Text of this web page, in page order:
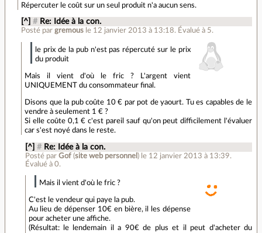
Répercuter le coût sur un seul produit n'a aucun sens.
[^] # Re: Idée à la con.
Posté pargremous le 12 janvier 2013 à 13:18. Évalué à 5.
le prix de la pub n'est pas répercuté sur le prix
du produit
Mais il vient d'où le fric ? L'argent vient
UNIQUEMENT du consommateur final.
Disons que la pub coûte 10 € par pot de yaourt. Tu es capables de le
vendre à seulement 1 € ?
Si elle coûte 0,1 € c'est pareil sauf qu'on peut difficilement l'évaluer
car s'est noyé dans le reste.
[^] # Re: Idée à la con.
Posté par Gof(site web personnel ) le 12 janvier 2013 à 13:39.
Évalué à 0.
Mais il vient d'où le fric ?
C'est le vendeur qui paye la pub.
Au lieu de dépenser 10€ en bière, il les dépense
pour acheter une affiche.
(Résultat: le lendemain il a 90€ de plus et il peut d'acheter du